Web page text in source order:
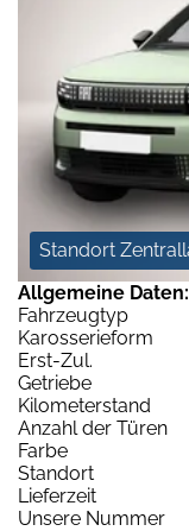
Standort
Allgemeine Daten:
Fahrzeugtyp
Karosserieform
Erst-Zul.
Getriebe
Kilometerstand
Anzahl der Türen
Farbe
Standort
Lieferzeit
Unsere Nummer